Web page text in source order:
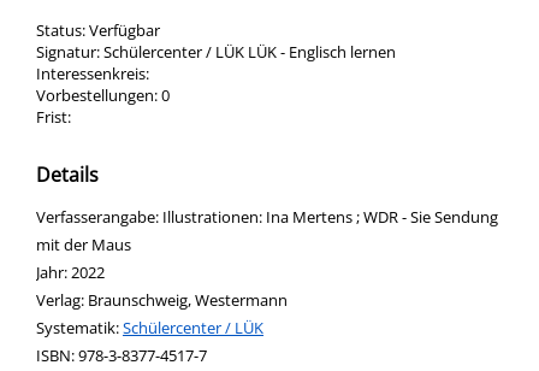
Status:Verfügbar
Signatur:Schülercenter / LÜK LÜK - Englisch lernen
Interessenkreis:
Vorbestellungen:0
Frist:
Details
Suche nach diesem Verfasser
Verfasserangabe: Illustrationen: Ina Mertens ; WDR - Sie Sendung
mit der Maus
Jahr:2022
Verlag: Braunschweig, Westermann
opens in new tab
Diesen Link in neuem Tab öffnen
Systematik:Suche nach dieser Systematik
Schülercenter / LÜK
Suche nach diesem Interessenskreis
ISBN:978-3-8377-4517-7